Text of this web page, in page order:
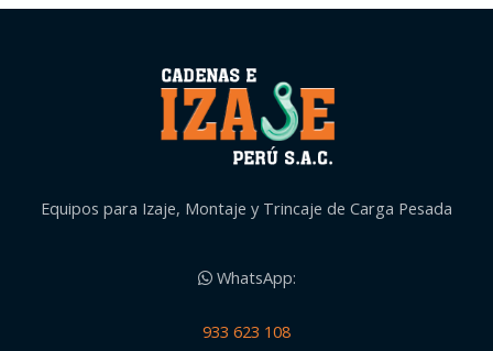
Equipos para Izaje, Montaje y Trincaje de Carga Pesada
WhatsApp:
933 623 108